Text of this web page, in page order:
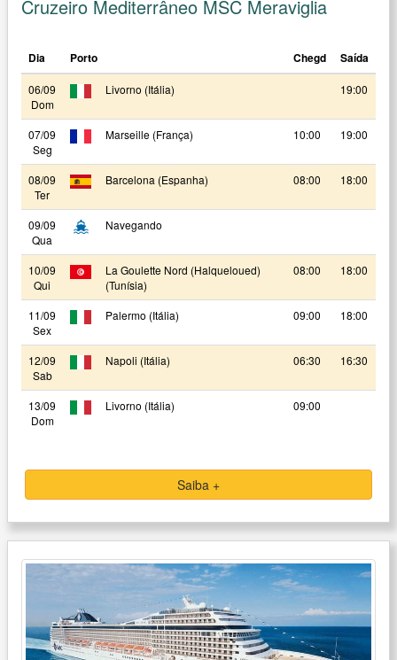
Cruzeiro Mediterrâneo MSC Meraviglia
Dia Porto Chegd Saída
06/09
Dom
Livorno (Itália) 19:00
07/09
Seg
Marseille (França) 10:00 19:00
08/09
Ter
Barcelona (Espanha) 08:00 18:00
09/09
Qua
Navegando
10/09
Qui
La Goulette Nord (Halqueloued)
(Tunísia)
08:00 18:00
11/09
Sex
Palermo (Itália) 09:00 18:00
12/09
Sab
Napoli (Itália) 06:30 16:30
13/09
Dom
Livorno (Itália) 09:00
Saiba +